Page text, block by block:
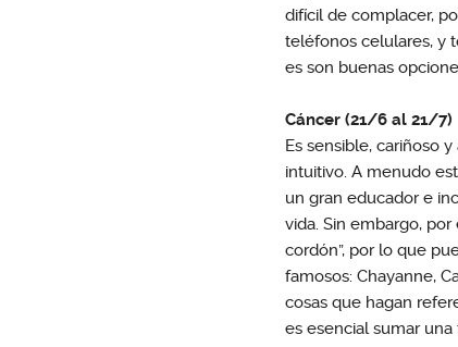
difícil de complacer,
teléfonos celulares, y
es son buenas
Cáncer (21/6 al 21/7)
Es sensible, cariñoso
intuitivo. A menudo
un gran educador e
vida. Sin embargo,
cordón”, por lo que
famosos: Chayanne,
cosas que hagan
es esencial sumar